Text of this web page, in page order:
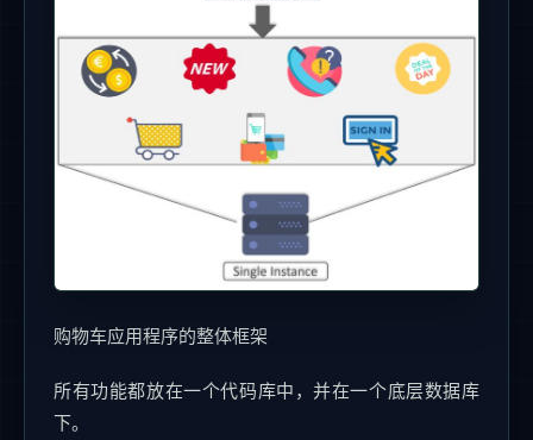
购物车应用程序的整体框架
所有功能都放在一个代码库中，并在一个底层数据库
下。